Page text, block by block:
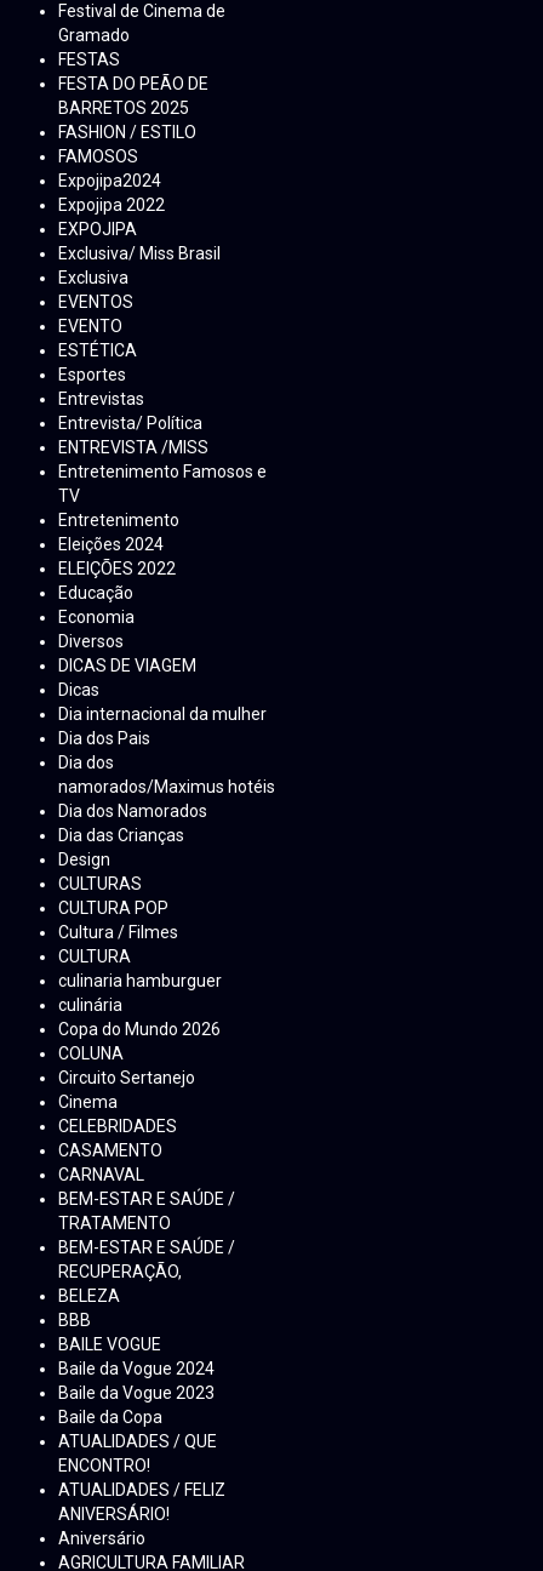
Festival de Cinema de
Gramado
FESTAS
FESTA DO PEÃO DE
BARRETOS 2025
FASHION / ESTILO
FAMOSOS
Expojipa2024
Expojipa 2022
EXPOJIPA
Exclusiva/ Miss Brasil
Exclusiva
EVENTOS
EVENTO
ESTÉTICA
Esportes
Entrevistas
Entrevista/ Política
ENTREVISTA /MISS
Entretenimento Famosos e
TV
Entretenimento
Eleições 2024
ELEIÇÕES 2022
Educação
Economia
Diversos
DICAS DE VIAGEM
Dicas
Dia internacional da mulher
Dia dos Pais
Dia dos
namorados/Maximus hotéis
Dia dos Namorados
Dia das Crianças
Design
CULTURAS
CULTURA POP
Cultura / Filmes
CULTURA
culinaria hamburguer
culinária
Copa do Mundo 2026
COLUNA
Circuito Sertanejo
Cinema
CELEBRIDADES
CASAMENTO
CARNAVAL
BEM-ESTAR E SAÚDE /
TRATAMENTO
BEM-ESTAR E SAÚDE /
RECUPERAÇÃO,
BELEZA
BBB
BAILE VOGUE
Baile da Vogue 2024
Baile da Vogue 2023
Baile da Copa
ATUALIDADES / QUE
ENCONTRO!
ATUALIDADES / FELIZ
ANIVERSÁRIO!
Aniversário
AGRICULTURA FAMILIAR